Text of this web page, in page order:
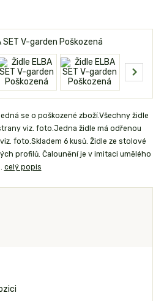
se o poškozené zboží.Všechny židle
viz. foto.Jedna židle má odřenou
foto.Skladem 6 kusů. Židle ze stolové
profilů. Čalounění je v imitaci umělého
celý popis